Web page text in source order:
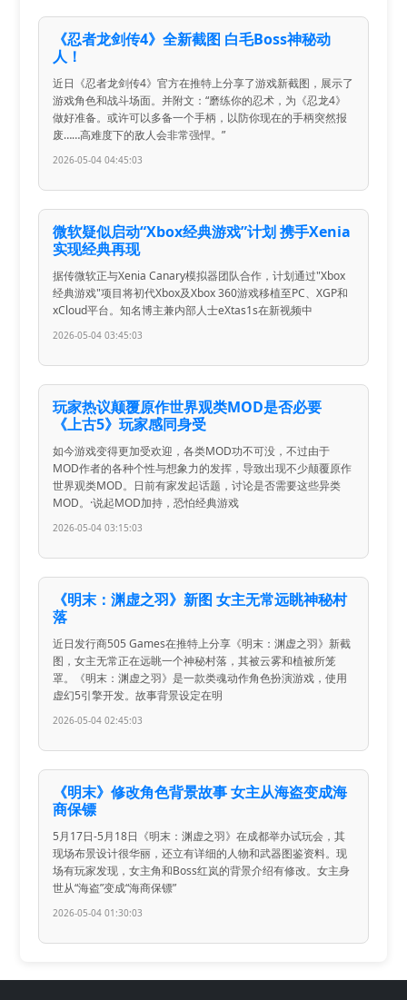
《忍者龙剑传4》全新截图 白毛Boss神秘动
人！
近日《忍者龙剑传4》官方在推特上分享了游戏新截图，展示了
游戏角色和战斗场面。并附文：“磨练你的忍术，为《忍龙4》
做好准备。或许可以多备一个手柄，以防你现在的手柄突然报
废……高难度下的敌人会非常强悍。”
2026-05-04 04:45:03
微软疑似启动“Xbox经典游戏”计划 携手Xenia
实现经典再现
据传微软正与Xenia Canary模拟器团队合作，计划通过"Xbox
经典游戏"项目将初代Xbox及Xbox 360游戏移植至PC、XGP和
xCloud平台。知名博主兼内部人士eXtas1s在新视频中
2026-05-04 03:45:03
玩家热议颠覆原作世界观类MOD是否必要
《上古5》玩家感同身受
如今游戏变得更加受欢迎，各类MOD功不可没，不过由于
MOD作者的各种个性与想象力的发挥，导致出现不少颠覆原作
世界观类MOD。日前有家发起话题，讨论是否需要这些异类
MOD。·说起MOD加持，恐怕经典游戏
2026-05-04 03:15:03
《明末：渊虚之羽》新图 女主无常远眺神秘村
落
近日发行商505 Games在推特上分享《明末：渊虚之羽》新截
图，女主无常正在远眺一个神秘村落，其被云雾和植被所笼
罩。《明末：渊虚之羽》是一款类魂动作角色扮演游戏，使用
虚幻5引擎开发。故事背景设定在明
2026-05-04 02:45:03
《明末》修改角色背景故事 女主从海盗变成海
商保镖
5月17日-5月18日《明末：渊虚之羽》在成都举办试玩会，其
现场布景设计很华丽，还立有详细的人物和武器图鉴资料。现
场有玩家发现，女主角和Boss红岚的背景介绍有修改。女主身
世从“海盗”变成“海商保镖”
2026-05-04 01:30:03